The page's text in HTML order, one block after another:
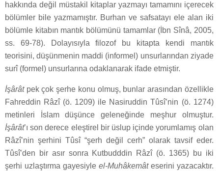
hakkında değil müstakil kitaplar yazmayı tamamını içerecek
bölümler bile yazmamıştır. Burhan ve safsatayı ele alan iki
bölümle kitabın mantık bölümünü tamamlar (İbn Sînâ, 2005,
ss. 69-78). Dolayısıyla filozof bu kitapta kendi mantık
teorisini, düşünmenin maddi (informel) unsurlarından ziyade
surî (formel) unsurlarına odaklanarak ifade etmiştir.
İşârâtpek çok şerhe konu olmuş, bunlar arasından özellikle
Fahreddin Râzî (ö. 1209) ile Nasiruddin Tûsî’nin (ö. 1274)
metinleri İslam düşünce geleneğinde meşhur olmuştur.
İşârât’ı son derece eleştirel bir üslup içinde yorumlamış olan
Râzî’nin şerhini Tûsî “şerh değil cerh” olarak tavsif eder.
Tûsî’den bir asır sonra Kutbudddin Râzî (ö. 1365) bu iki
şerhi uzlaştırma gayesiyle el-Muhâkemâteserini yazacaktır.